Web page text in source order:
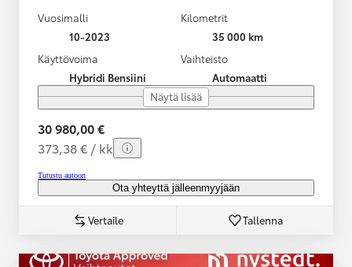
Vuosimalli
10-2023
Kilometrit
35 000 km
Käyttövoima
Hybridi Bensiini
Vaihteisto
Automaatti
Näytä lisää
30 980,00 €
373,38 € / kk
Tutustu autoon
Ota yhteyttä jälleenmyyjään
Vertaile Tallenna